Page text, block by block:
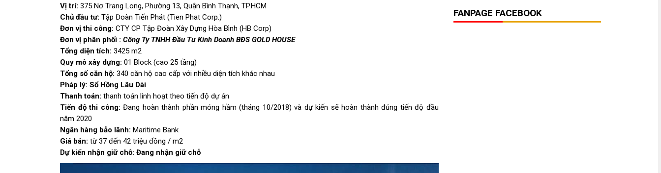
Vị trí: 375 Nơ Trang Long, Phường 13, Quận Bình Thạnh, TP.HCM
Chủ đầu tư: Tập Đoàn Tiến Phát (Tien Phat Corp.)
Đơn vị thi công: CTY CP Tập Đoàn Xây Dựng Hòa Bình (HB Corp)
Đơn vị phân phối : Công Ty TNHH Đầu Tư Kinh Doanh BĐS GOLD HOUSE
Tổng diện tích: 3425 m2
Quy mô xây dựng: 01 Block (cao 25 tầng)
Tổng số căn hộ: 340 căn hộ cao cấp với nhiều diện tích khác nhau
Pháp lý: Sổ Hồng Lâu Dài
Thanh toán: thanh toán linh hoạt theo tiến độ dự án
Tiến độ thi công: Đang hoàn thành phần móng hầm (tháng 10/2018) và dự kiến sẽ hoàn thành đúng tiến độ đầu
năm 2020
Ngân hàng bảo lãnh: Maritime Bank
Giá bán: từ 37 đến 42 triệu đồng / m2
Dự kiến nhận giữ chỗ: Đang nhận giữ chỗ
FANPAGE FACEBOOK